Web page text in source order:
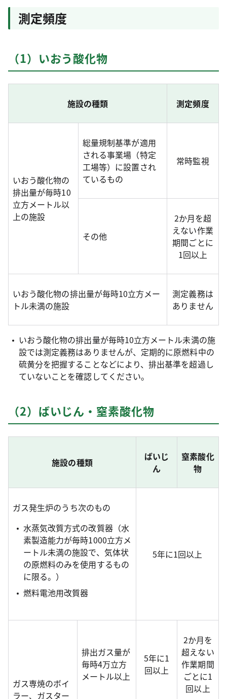
測定頻度
（1）いおう酸化物
施設の種類 測定頻度
いおう酸化物の
排出量が毎時10
立方メートル以
上の施設
総量規制基準が適用
される事業場（特定
工場等）に設置され
ているもの
常時監視
その他
2か月を超
えない作業
期間ごとに
1回以上
いおう酸化物の排出量が毎時10立方メー
トル未満の施設
測定義務は
ありません
いおう酸化物の排出量が毎時10立方メートル未満の施
設では測定義務はありませんが、定期的に原燃料中の
硫黄分を把握することなどにより、排出基準を超過し
ていないことを確認してください。
（2）ばいじん・窒素酸化物
施設の種類
ばいじ
ん
窒素酸化
物
ガス発生炉のうち次のもの
水蒸気改質方式の改質器（水
素製造能力が毎時1000立方メ
ートル未満の施設で、気体状
の原燃料のみを使用するもの
に限る。）
燃料電池用改質器
5年に1回以上
ガス専焼のボイ
ラー、ガスター
排出ガス量が
毎時4万立方
メートル以上
5年に1
回以上
2か月を
超えない
作業期間
ごとに1
回以上